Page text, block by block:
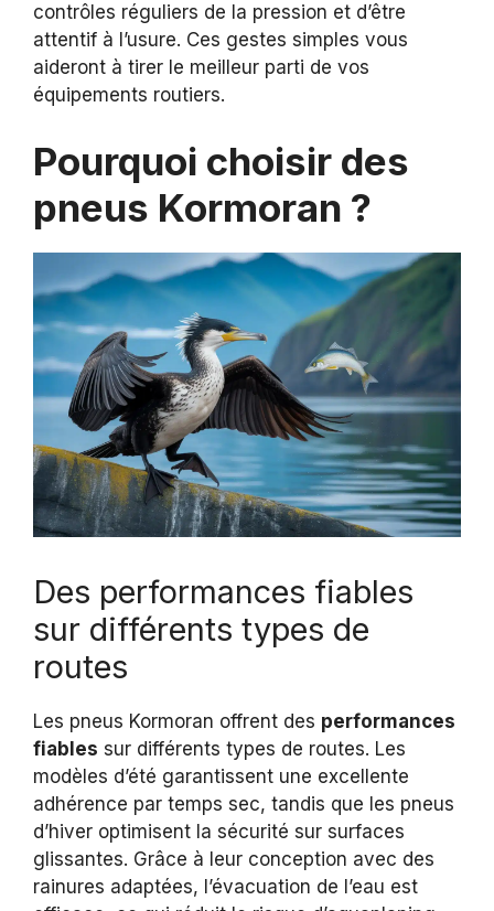
contrôles réguliers de la pression et d’être
attentif à l’usure. Ces gestes simples vous
aideront à tirer le meilleur parti de vos
équipements routiers.
Pourquoi choisir des
pneus Kormoran ?
Des performances fiables
sur différents types de
routes
Les pneus Kormoran offrent des performances
fiables sur différents types de routes. Les
modèles d’été garantissent une excellente
adhérence par temps sec, tandis que les pneus
d’hiver optimisent la sécurité sur surfaces
glissantes. Grâce à leur conception avec des
rainures adaptées, l’évacuation de l’eau est